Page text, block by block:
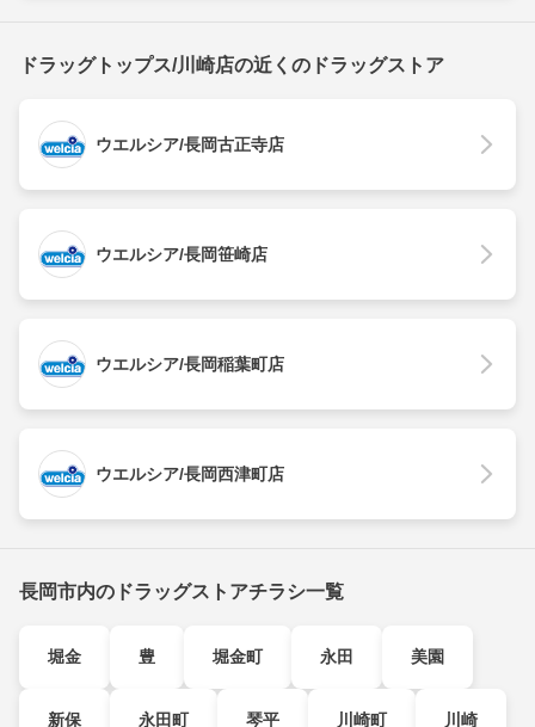
ドラッグトップス/川崎店の近くのドラッグストア
ウエルシア/長岡古正寺店
ウエルシア/長岡笹崎店
ウエルシア/長岡稲葉町店
ウエルシア/長岡西津町店
長岡市内のドラッグストアチラシ一覧
堀金 豊 堀金町 永田 美園
新保 永田町 琴平 川崎町 川崎